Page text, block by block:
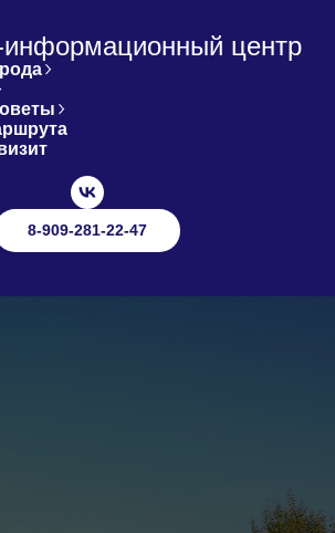
информационный центр
8-909-281-22-47